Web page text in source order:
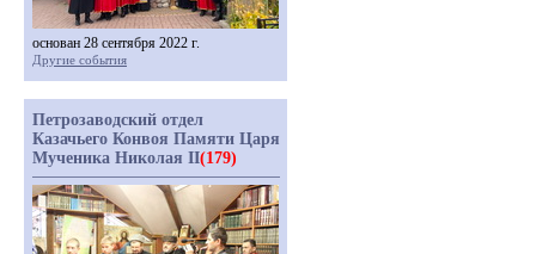
основан 28 сентября 2022 г.
Другие события
Петрозаводский отдел
Казачьего Конвоя Памяти Царя
Мученика Николая II(179)